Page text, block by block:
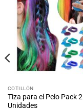
COTILLÓN
Tiza para el Pelo Pack 2
Unidades